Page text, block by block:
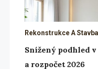
Rekonstrukce A Stavba
Snížený podhled
a rozpočet 2026